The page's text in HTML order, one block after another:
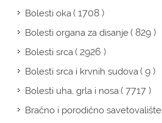
Bolesti oka( 1708 )
Bolesti organa za disanje( 829 )
Bolesti srca( 2926 )
Bolesti srca i krvnih sudova( 9 )
Bolesti uha, grla i nosa( 7717 )
Bračno i porodično savetovalište